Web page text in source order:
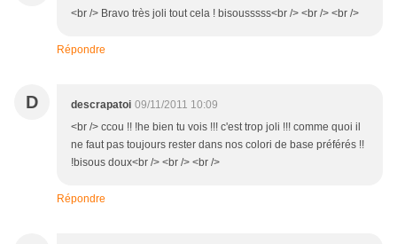
<br /> Bravo très joli tout cela ! bisousssss<br /> <br /> <br />
Répondre
D descrapatoi 09/11/2011 10:09
<br /> ccou !! !he bien tu vois !!! c'est trop joli !!! comme quoi il
ne faut pas toujours rester dans nos colori de base préférés !!
!bisous doux<br /> <br /> <br />
Répondre